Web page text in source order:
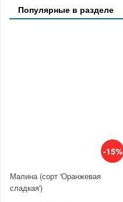
Популярные в разделе
-15%
Малина (сорт 'Оранжевая
сладкая')